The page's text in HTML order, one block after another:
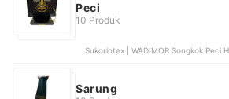
Peci
10 Produk
Sukorintex | WADIMOR Songkok Peci
Sarung